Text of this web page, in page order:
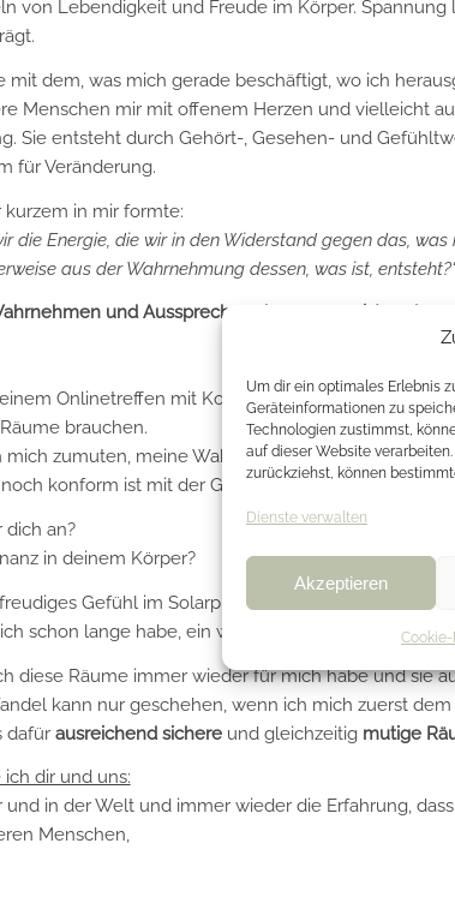
Um dir ein optimales Erlebnis
Geräteinformationen zu
Technologien zustimmst,
auf dieser Website
zurückziehst, können
Dienste verwalten
Akzeptieren
von Lebendigkeit und Freude im Körper.
mit dem, was mich gerade beschäftigt, wo ich
Menschen mir mit offenem Herzen und vielleicht
Sie entsteht durch Gehört-, Gesehen- und
für Veränderung.
kurzem in mir formte:
die Energie, die wir in den Widerstand gegen das,
aus der Wahrnehmung dessen, was ist,
und Aussprechen dessen, was ist und
Onlinetreffen mit Kolleg*innen gesprochen.
brauchen.
mich zumuten, meine Wahrheit aussprechen kann,
konform ist mit der Gruppe, in der ich mich
dich an?
in deinem Körper?
Gefühl im Solarplexus, eine kleine, feine,
schon lange habe, ein wenig Gehör bekommt.
diese Räume immer wieder für mich habe und sie
kann nur geschehen, wenn ich mich zuerst
dafür ausreichend sichereund gleichzeitig mutige
dir und uns:
und in der Welt und immer wieder die Erfahrung,
Menschen,